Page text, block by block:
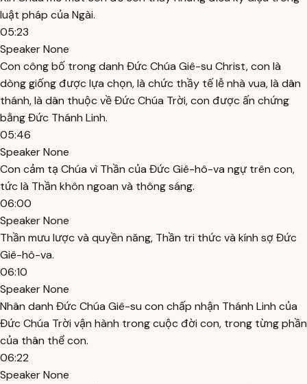
luật pháp của Ngài.
05:23
Speaker None
Con công bố trong danh Đức Chúa Giê-su Christ, con là
dòng giống được lựa chọn, là chức thầy tế lễ nhà vua, là dân
thánh, là dân thuộc về Đức Chúa Trời, con được ấn chứng
bằng Đức Thánh Linh.
05:46
Speaker None
Con cảm tạ Chúa vì Thần của Đức Giê-hô-va ngự trên con,
tức là Thần khôn ngoan và thông sáng.
06:00
Speaker None
Thần mưu lược và quyền năng, Thần tri thức và kính sợ Đức
Giê-hô-va.
06:10
Speaker None
Nhân danh Đức Chúa Giê-su con chấp nhận Thánh Linh của
Đức Chúa Trời vận hành trong cuộc đời con, trong từng phần
của thân thể con.
06:22
Speaker None